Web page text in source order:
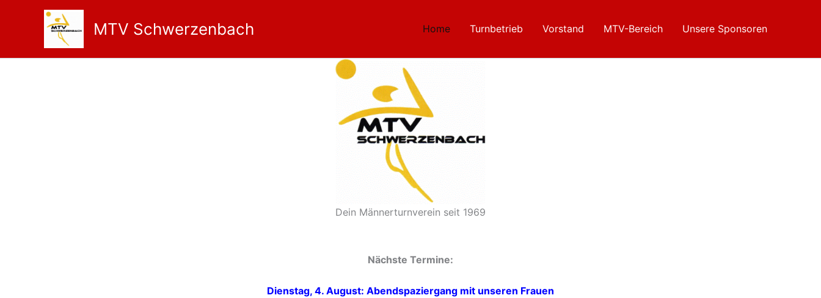
MTV Schwerzenbach Home Turnbetrieb Vorstand MTV-Bereich Unsere Sponsoren
Dein Männerturnverein seit 1969
Nächste Termine:
Dienstag, 4. August: Abendspaziergang mit unseren Frauen